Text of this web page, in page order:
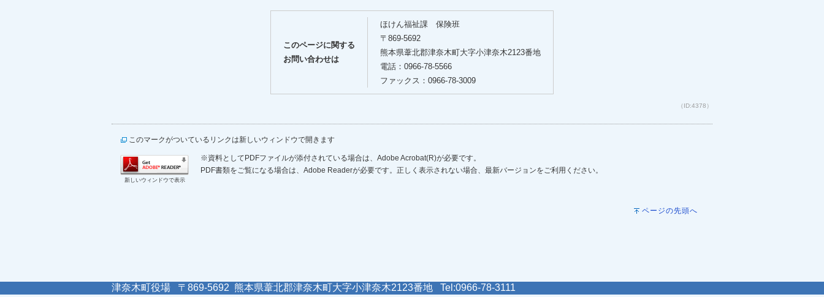
このページに関する
お問い合わせは
ほけん福祉課 保険班
〒869-5692
熊本県葦北郡津奈木町大字小津奈木2123番地
電話：0966-78-5566
ファックス：0966-78-3009
（ID:4378）
このマークがついているリンクは新しいウィンドウで開きます
新しいウィンドウで表示
※資料としてPDFファイルが添付されている場合は、Adobe Acrobat(R)が必要です。
PDF書類をご覧になる場合は、Adobe Readerが必要です。正しく表示されない場合、最新バージョンをご利用ください。
ページの先頭へ
津奈木町役場 〒869-5692 熊本県葦北郡津奈木町大字小津奈木2123番地 Tel:0966-78-3111